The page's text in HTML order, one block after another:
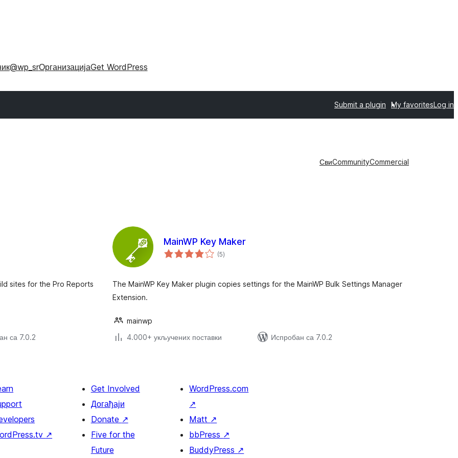
@wp_srОрганизацијаGet WordPress
Submit a plugin My favoritesLog in
СвиCommunityCommercial
sites for the Pro Reports
са 7.0.2
MainWP Key Maker
(5укупних
оцена
)
The MainWP Key Maker plugin copies settings for the MainWP Bulk Settings Manager
Extension.
mainwp
4.000+ укључених поставки
Испробан са 7.0.2
↗
Get Involved
Догађаји
Donate ↗
Five for the
Future
WordPress.com
↗
Matt ↗
bbPress ↗
BuddyPress ↗